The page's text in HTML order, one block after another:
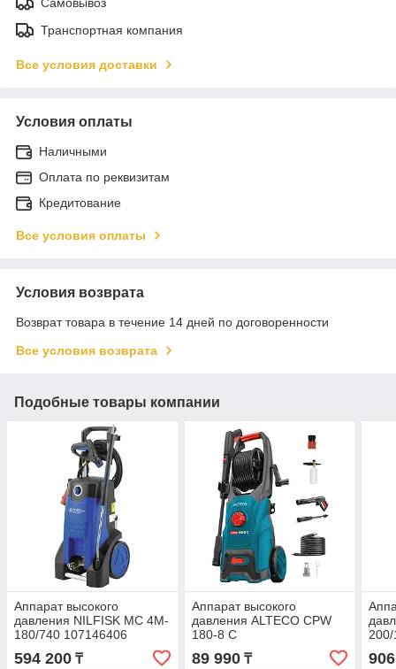
Транспортная компания
Все условия доставки
Условия оплаты
Наличными
Оплата по реквизитам
Кредитование
Все условия оплаты
Условия возврата
Возврат товара в течение 14 дней по договоренности
Все условия возврата
Подобные товары компании
Аппарат высокого
давления NILFISK MC 4M-
180/740 107146406
594 200 ₸
Аппарат высокого
давления ALTECO CPW
180-8 C
89 990₸